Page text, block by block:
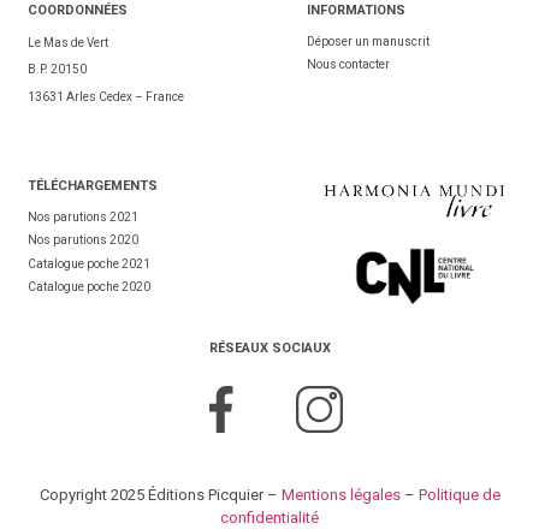
COORDONNÉES
Le Mas de Vert
B.P. 20150
13631 Arles Cedex – France
INFORMATIONS
Déposer un manuscrit
Nous contacter
TÉLÉCHARGEMENTS
Nos parutions 2021
Nos parutions 2020
Catalogue poche 2021
Catalogue poche 2020
RÉSEAUX SOCIAUX
Copyright 2025 Éditions Picquier – Mentions légales– Politique de
confidentialité